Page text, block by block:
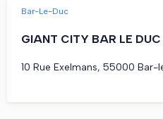
Bar-Le-Duc
GIANT CITY BAR LE DUC
10 Rue Exelmans, 55000 Bar-